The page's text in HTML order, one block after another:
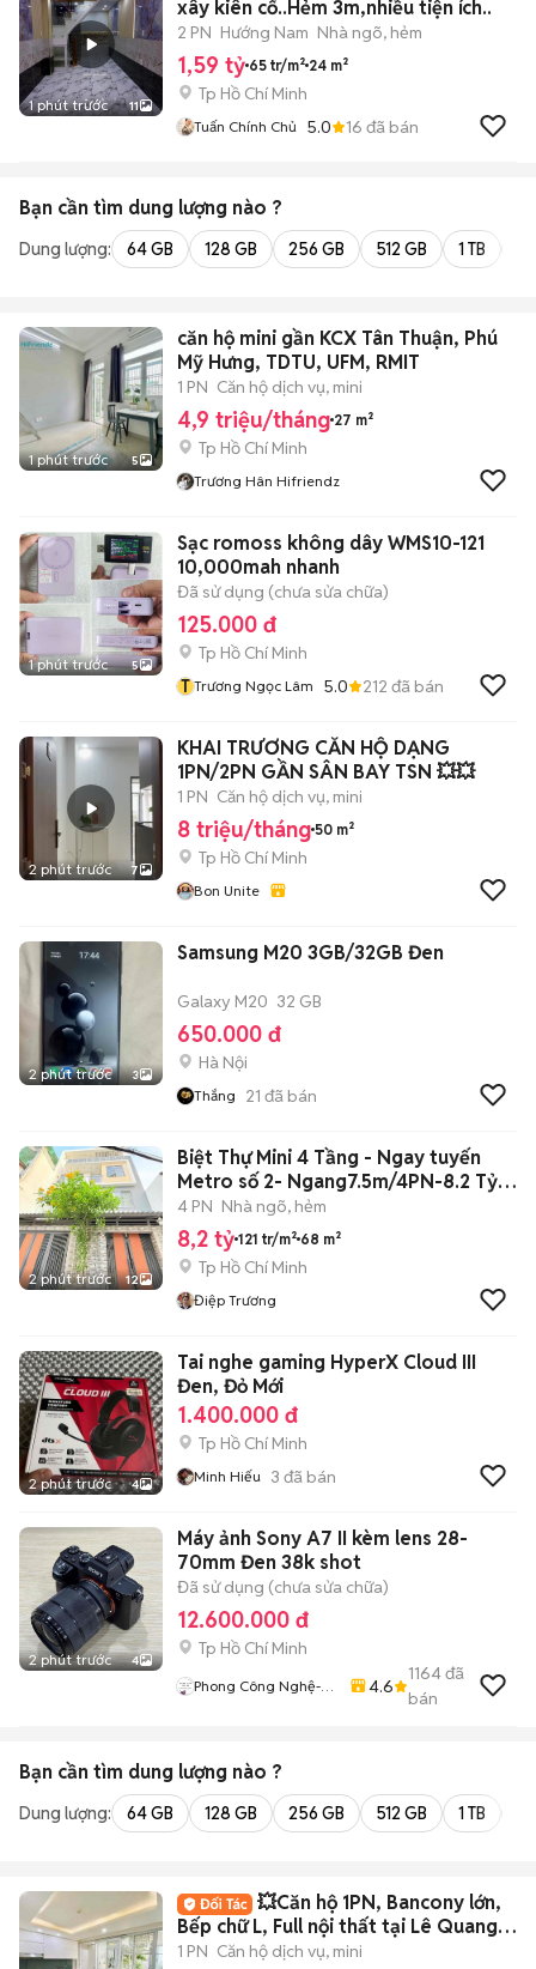
1 phút trước 11
xây kiên cố..Hẻm 3m,nhiều tiện ích..
2 PN Hướng Nam Nhà ngõ, hẻm
1,59 tỷ 65 tr/m² 24 m²
Tp Hồ Chí Minh
Tuấn Chính Chủ 5.0 16 đã bán
Bạn cần tìm dung lượng nào ?
Dung lượng: 64 GB 128 GB 256 GB 512 GB 1 TB
1 phút trước 5
căn hộ mini gần KCX Tân Thuận, Phú
Mỹ Hưng, TDTU, UFM, RMIT
1 PN Căn hộ dịch vụ, mini
4,9 triệu/tháng 27 m²
Tp Hồ Chí Minh
Trương Hân Hifriendz
1 phút trước 5
Sạc romoss không dây WMS10-121
10,000mah nhanh
Đã sử dụng (chưa sửa chữa)
125.000 đ
Tp Hồ Chí Minh
T Trương Ngọc Lâm 5.0 212 đã bán
2 phút trước 7
KHAI TRƯƠNG CĂN HỘ DẠNG
1PN/2PN GẦN SÂN BAY TSN 💥💥
1 PN Căn hộ dịch vụ, mini
8 triệu/tháng 50 m²
Tp Hồ Chí Minh
Bon Unite
2 phút trước 3
Samsung M20 3GB/32GB Đen
Galaxy M20 32 GB
650.000 đ
Hà Nội
Thắng 21 đã bán
2 phút trước 12
Biệt Thự Mini 4 Tầng - Ngay tuyến
Metro số 2- Ngang7.5m/4PN-8.2 Tỷ
TL
4 PN Nhà ngõ, hẻm
8,2 tỷ 121 tr/m² 68 m²
Tp Hồ Chí Minh
Điệp Trương
2 phút trước 4
Tai nghe gaming HyperX Cloud III
Đen, Đỏ Mới
1.400.000 đ
Tp Hồ Chí Minh
Minh Hiếu 3 đã bán
2 phút trước 4
Máy ảnh Sony A7 II kèm lens 28-
70mm Đen 38k shot
Đã sử dụng (chưa sửa chữa)
12.600.000 đ
Tp Hồ Chí Minh
Phong Công Nghệ-
4.6
1164đã
bán
Bạn cần tìm dung lượng nào ?
Dung lượng: 64 GB 128 GB 256 GB 512 GB 1 TB
💥Căn hộ 1PN, Bancony lớn,
Bếp chữ L, Full nội thất tại Lê Quang
Định
1 PN Căn hộ dịch vụ, mini